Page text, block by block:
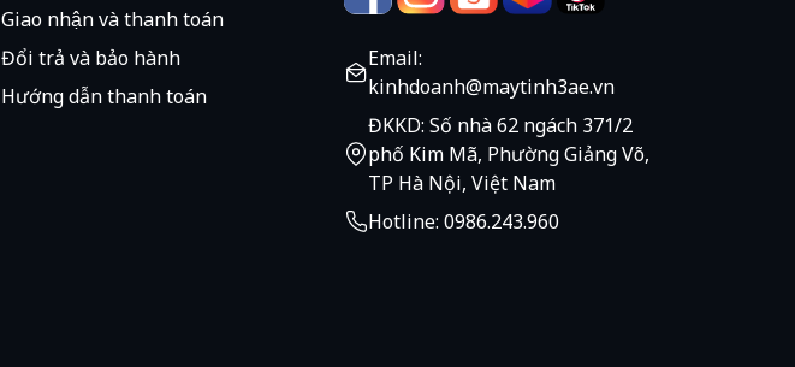
Giao nhận và thanh toán
Đổi trả và bảo hành
Hướng dẫn thanh toán
Email:
kinhdoanh@maytinh3ae.vn
ĐKKD: Số nhà 62 ngách 371/2
phố Kim Mã, Phường Giảng Võ,
TP Hà Nội, Việt Nam
Hotline: 0986.243.960